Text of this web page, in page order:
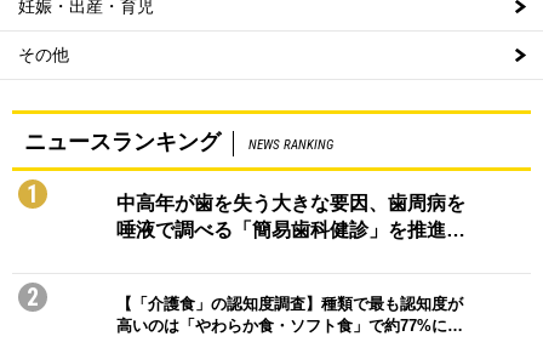
妊娠・出産・育児
その他
ニュースランキング NEWS RANKING
1
中高年が歯を失う大きな要因、歯周病を
唾液で調べる「簡易歯科健診」を推進…
2
【「介護食」の認知度調査】種類で最も認知度が
高いのは「やわらか食・ソフト食」で約77%に…